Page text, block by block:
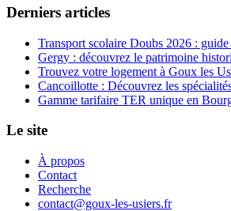
Derniers articles
Transport scolaire Doubs 2026 :
Gergy : découvrez le patrimoine
Trouvez votre logement à Goux les
Cancoillotte : Découvrez les
Gamme tarifaire TER unique en
Le site
À propos
Contact
Recherche
contact@goux-les-usiers.fr